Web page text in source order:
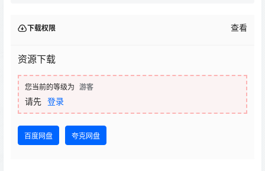
下载权限 查看
资源下载
您当前的等级为 游客
请先 登录
百度网盘 夸克网盘